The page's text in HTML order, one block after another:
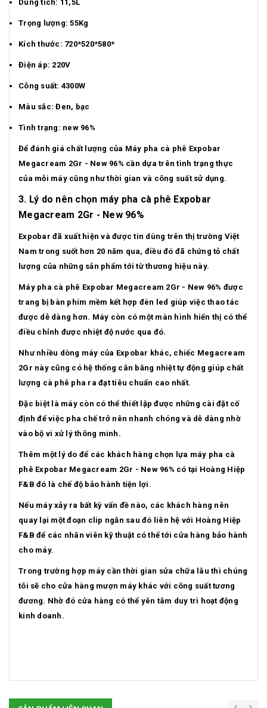
Dung tích: 11,5L
Trọng lượng: 55Kg
Kích thước: 720*520*580*
Điện áp: 220V
Công suất: 4300W
Màu sắc: Đen, bạc
Tình trạng: new 96%
Để đánh giá chất lượng của Máy pha cà phê Expobar
Megacream 2Gr - New 96% cần dựa trên tình trạng thực
của mỗi máy cũng như thời gian và công suất sử dụng.
3. Lý do nên chọn máy pha cà phê Expobar
Megacream 2Gr - New 96%
Expobar đã xuất hiện và được tin dùng trên thị trường Việt
Nam trong suốt hơn 20 năm qua, điều đó đã chứng tỏ chất
lượng của những sản phẩm tới từ thương hiệu này.
Máy pha cà phê Expobar Megacream 2Gr - New 96% được
trang bị bàn phím mềm kết hợp đèn led giúp việc thao tác
được dễ dàng hơn. Máy còn có một màn hình hiển thị có thể
điều chỉnh được nhiệt độ nước qua đó.
Như nhiều dòng máy của Expobar khác, chiếc Megacream
2Gr này cũng có hệ thống cân bằng nhiệt tự động giúp chất
lượng cà phê pha ra đạt tiêu chuẩn cao nhất.
Đặc biệt là máy còn có thể thiết lập được những cài đặt cố
định để việc pha chế trở nên nhanh chóng và dễ dàng nhờ
vào bộ vi xử lý thông minh.
Thêm một lý do để các khách hàng chọn lựa máy pha cà
phê Expobar Megacream 2Gr - New 96% có tại Hoàng Hiệp
F&B đó là chế độ bảo hành tiện lợi.
Nếu máy xảy ra bất kỳ vấn đề nào, các khách hàng nên
quay lại một đoạn clip ngắn sau đó liên hệ với Hoàng Hiệp
F&B để các nhân viên kỹ thuật có thể tới cửa hàng bảo hành
cho máy.
Trong trường hợp máy cần thời gian sửa chữa lâu thì chúng
tôi sẽ cho cửa hàng mượn máy khác với công suất tương
đương. Nhờ đó cửa hàng có thể yên tâm duy trì hoạt động
kinh doanh.